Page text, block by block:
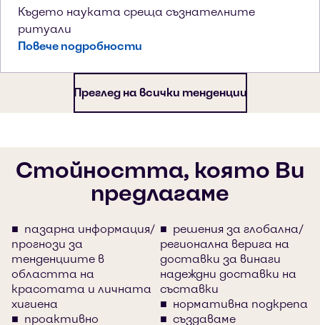
Където науката среща съзнателните
ритуали
Повече подробности
Преглед на всички тенденции
Стойността, която Ви
предлагаме
пазарна информация/
прогнози за
тенденциите в
областта на
красотата и личната
хигиена
проактивно
решения за глобална/
регионална верига на
доставки за винаги
надеждни доставки на
съставки
нормативна подкрепа
създаваме